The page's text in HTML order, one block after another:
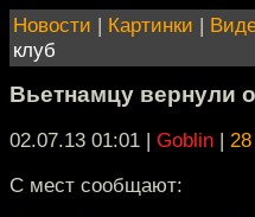
Новости | Картинки |
клуб
Вьетнамцу вернули
02.07.13 01:01 | Goblin |
С мест сообщают: